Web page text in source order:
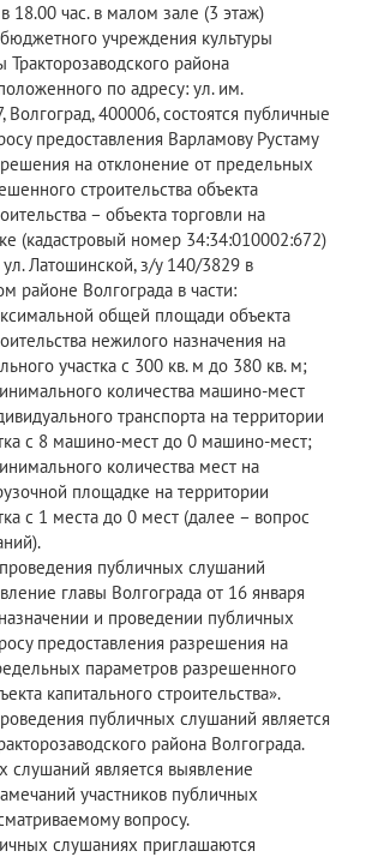
18.00 час. в малом зале (3 этаж)
учреждения культуры
Тракторозаводского района
по адресу: ул. им.
Волгоград, 400006, состоятся публичные
предоставления Варламову Рустаму
на отклонение от предельных
строительства объекта
– объекта торговли на
(кадастровый номер 34:34:010002:672)
з/у 140/3829 в
районе Волгограда в части:
общей площади объекта
нежилого назначения на
участка с 300 кв. м до 380 кв. м;
количества машино-мест
транспорта на территории
с 8 машино-мест до 0 машино-мест;
количества мест на
площадке на территории
с 1 места до 0 мест (далее – вопрос
публичных слушаний
главы Волгограда от 16 января
и проведении публичных
предоставления разрешения на
параметров разрешенного
капитального строительства».
публичных слушаний является
района Волгограда.
слушаний является выявление
участников публичных
вопросу.
слушаниях приглашаются